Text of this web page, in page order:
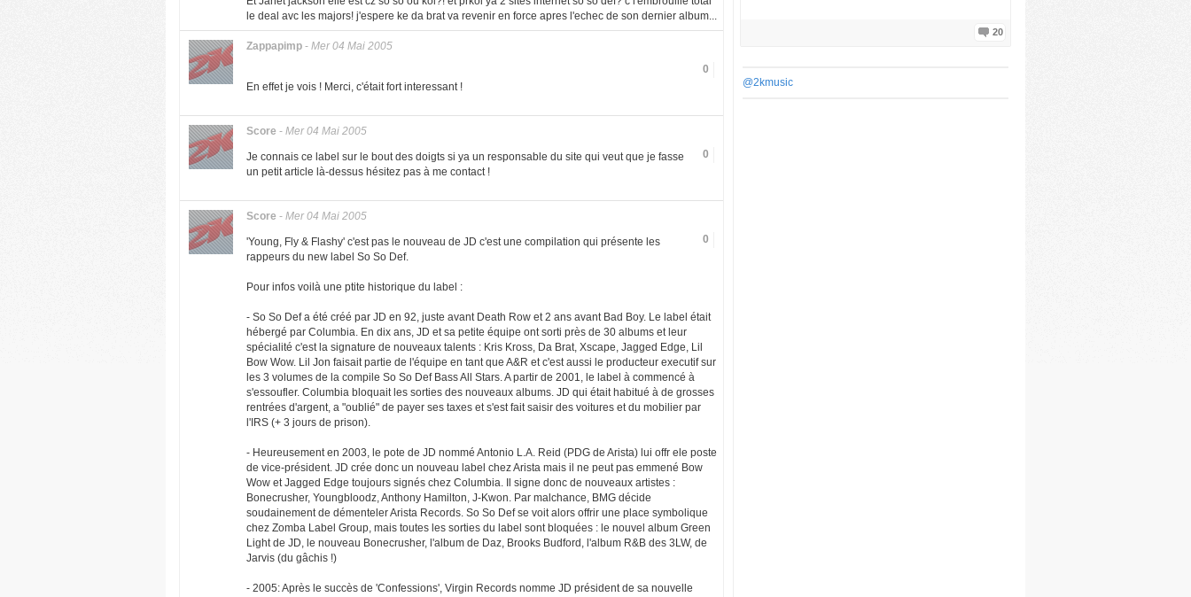
le deal avc les majors! j'espere ke da brat va revenir en force apres l'echec de son dernier album...
Zappapimp - Mer 04 Mai 2005
0
En effet je vois ! Merci, c'était fort interessant !
Score - Mer 04 Mai 2005
0
Je connais ce label sur le bout des doigts si ya un responsable du site qui veut que je fasse
un petit article là-dessus hésitez pas à me contact !
Score - Mer 04 Mai 2005
0
'Young, Fly & Flashy' c'est pas le nouveau de JD c'est une compilation qui présente les
rappeurs du new label So So Def.
Pour infos voilà une ptite historique du label :
- So So Def a été créé par JD en 92, juste avant Death Row et 2 ans avant Bad Boy. Le label était
hébergé par Columbia. En dix ans, JD et sa petite équipe ont sorti près de 30 albums et leur
spécialité c'est la signature de nouveaux talents : Kris Kross, Da Brat, Xscape, Jagged Edge, Lil
Bow Wow. Lil Jon faisait partie de l'équipe en tant que A&R et c'est aussi le producteur executif sur
les 3 volumes de la compile So So Def Bass All Stars. A partir de 2001, le label à commencé à
s'essoufler. Columbia bloquait les sorties des nouveaux albums. JD qui était habitué à de grosses
rentrées d'argent, a "oublié" de payer ses taxes et s'est fait saisir des voitures et du mobilier par
l'IRS (+ 3 jours de prison).
- Heureusement en 2003, le pote de JD nommé Antonio L.A. Reid (PDG de Arista) lui offr ele poste
de vice-président. JD crée donc un nouveau label chez Arista mais il ne peut pas emmené Bow
Wow et Jagged Edge toujours signés chez Columbia. Il signe donc de nouveaux artistes :
Bonecrusher, Youngbloodz, Anthony Hamilton, J-Kwon. Par malchance, BMG décide
soudainement de démenteler Arista Records. So So Def se voit alors offrir une place symbolique
chez Zomba Label Group, mais toutes les sorties du label sont bloquées : le nouvel album Green
Light de JD, le nouveau Bonecrusher, l'album de Daz, Brooks Budford, l'album R&B des 3LW, de
Jarvis (du gâchis !)
- 2005: Après le succès de 'Confessions', Virgin Records nomme JD président de sa nouvelle
20
@2kmusic